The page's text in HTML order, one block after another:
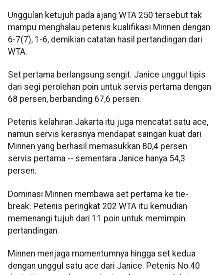
Unggulan ketujuh pada ajang WTA 250 tersebut tak
mampu menghalau petenis kualifikasi Minnen dengan
6-7(7), 1-6, demikian catatan hasil pertandingan dari
WTA.
Set pertama berlangsung sengit. Janice unggul tipis
dari segi perolehan poin untuk servis pertama dengan
68 persen, berbanding 67,6 persen.
Petenis kelahiran Jakarta itu juga mencatat satu ace,
namun servis kerasnya mendapat saingan kuat dari
Minnen yang berhasil memasukkan 80,4 persen
servis pertama -- sementara Janice hanya 54,3
persen.
Dominasi Minnen membawa set pertama ke tie-
break. Petenis peringkat 202 WTA itu kemudian
memenangi tujuh dari 11 poin untuk memimpin
pertandingan.
Minnen menjaga momentumnya hingga set kedua
dengan unggul satu ace dari Janice. Petenis No.40